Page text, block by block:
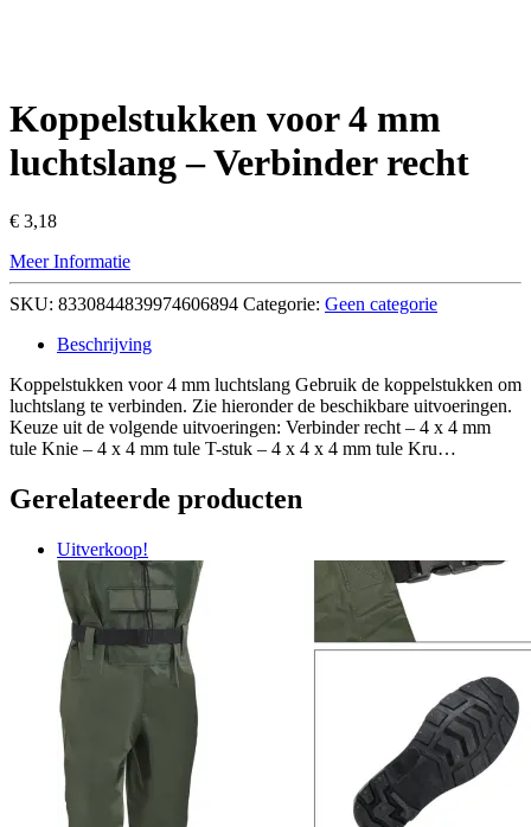
Koppelstukken voor 4 mm
luchtslang – Verbinder recht
€ 3,18
Meer Informatie
SKU: 8330844839974606894 Categorie: Geen categorie
Beschrijving
Koppelstukken voor 4 mm luchtslang Gebruik de koppelstukken om
luchtslang te verbinden. Zie hieronder de beschikbare uitvoeringen.
Keuze uit de volgende uitvoeringen: Verbinder recht – 4 x 4 mm
tule Knie – 4 x 4 mm tule T-stuk – 4 x 4 x 4 mm tule Kru…
Gerelateerde producten
Uitverkoop!